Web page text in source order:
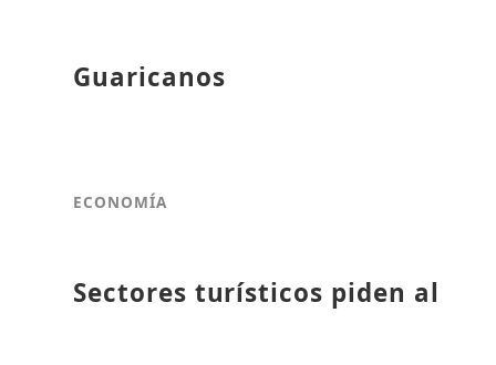
Guaricanos
ECONOMÍA
Sectores turísticos piden al